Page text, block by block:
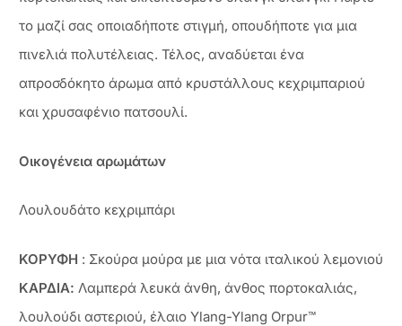
το μαζί σας οποιαδήποτε στιγμή, οπουδήποτε για μια
πινελιά πολυτέλειας. Τέλος, αναδύεται ένα
απροσδόκητο άρωμα από κρυστάλλους κεχριμπαριού
και χρυσαφένιο πατσουλί.
Οικογένεια αρωμάτων
Λουλουδάτο κεχριμπάρι
ΚΟΡΥΦΗ : Σκούρα μούρα με μια νότα ιταλικού λεμονιού
ΚΑΡΔΙΑ: Λαμπερά λευκά άνθη, άνθος πορτοκαλιάς,
λουλούδι αστεριού, έλαιο Ylang-Ylang Orpur™